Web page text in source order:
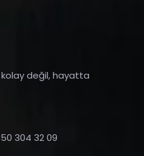
kolay değil, hayatta
304 32 09